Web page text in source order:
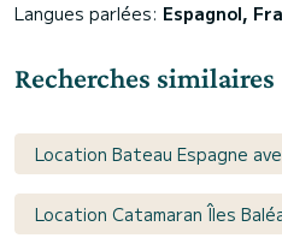
Langues parlées: Espagnol,
Recherches similaires
Location Bateau Espagne
Location Catamaran Îles